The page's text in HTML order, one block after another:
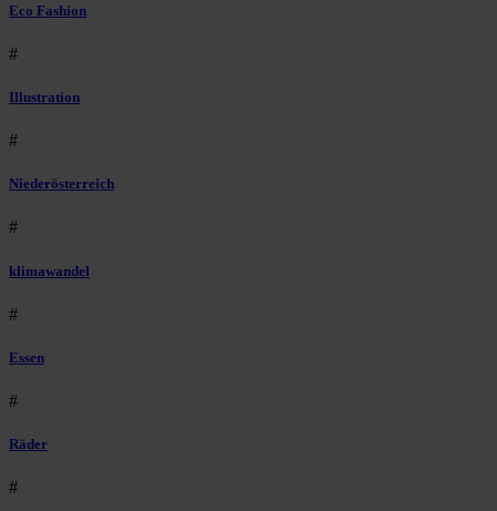
Eco Fashion
#
Illustration
#
Niederösterreich
#
klimawandel
#
Essen
#
Räder
#